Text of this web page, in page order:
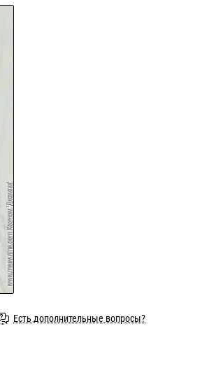
Есть дополнительные вопросы?